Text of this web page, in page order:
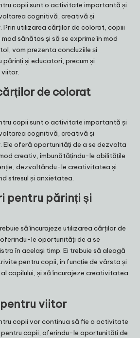
copii sunt o activitate importantă și
cognitivă, creativă și
Prin utilizarea cărților de colorat, copiii
sănătos și să se exprime în mod
vom prezenta concluziile și
și educatori, precum și
de colorat
copii sunt o activitate importantă și
cognitivă, creativă și
Ele oferă oportunități de a se dezvolta
creativ, îmbunătățindu-le abilitățile
dezvoltându-le creativitatea și
stresul și anxietatea.
pentru părinți și
să încurajeze utilizarea cărților de
le oportunități de a se
în același timp. Ei trebuie să aleagă
pentru copii, în funcție de vârsta și
copilului, și să încurajeze creativitatea
viitor
copii vor continua să fie o activitate
copii, oferindu-le oportunități de